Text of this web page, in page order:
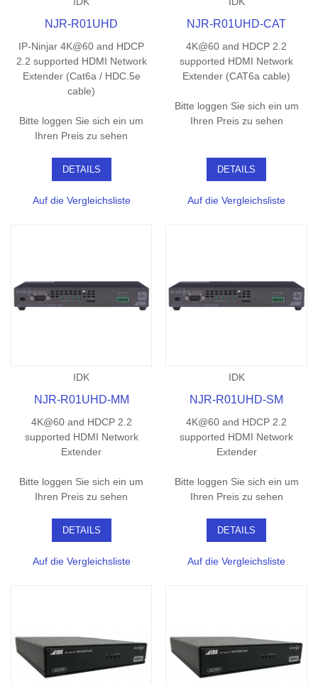
NJR-R01UHD
IP-Ninjar 4K@60 and HDCP
2.2 supported HDMI Network
Extender (Cat6a / HDC.5e
cable)
Bitte loggen Sie sich ein um
Ihren Preis zu sehen
DETAILS
Auf die Vergleichsliste
NJR-R01UHD-CAT
4K@60 and HDCP 2.2
supported HDMI Network
Extender (CAT6a cable)
Bitte loggen Sie sich ein um
Ihren Preis zu sehen
DETAILS
Auf die Vergleichsliste
IDK
NJR-R01UHD-MM
4K@60 and HDCP 2.2
supported HDMI Network
Extender
Bitte loggen Sie sich ein um
Ihren Preis zu sehen
DETAILS
Auf die Vergleichsliste
IDK
NJR-R01UHD-SM
4K@60 and HDCP 2.2
supported HDMI Network
Extender
Bitte loggen Sie sich ein um
Ihren Preis zu sehen
DETAILS
Auf die Vergleichsliste